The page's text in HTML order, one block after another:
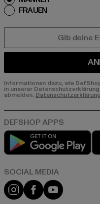
FRAUEN
Informationen dazu, wie
in unserer
abmelden.
Instagram
FacebookYouTube